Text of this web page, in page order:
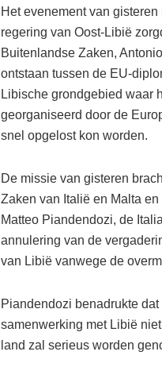
Het evenement van
regering van Oost-Libië
Buitenlandse Zaken,
ontstaan tussen de EU-
Libische grondgebied waar
georganiseerd door de
snel opgelost kon worden.
De missie van gisteren
Zaken van Italië en Malta
Matteo Piandendozi, de
annulering van de
van Libië vanwege de
Piandendozi benadrukte
samenwerking met Libië
land zal serieus worden